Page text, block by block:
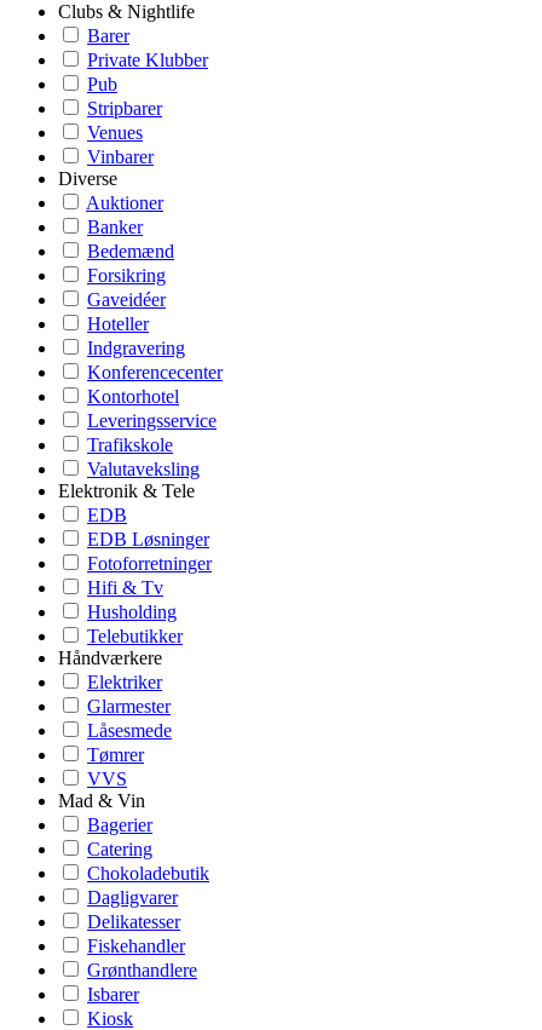
Clubs & Nightlife
Barer
Private Klubber
Pub
Stripbarer
Venues
Vinbarer
Diverse
Auktioner
Banker
Bedemænd
Forsikring
Gaveidéer
Hoteller
Indgravering
Konferencecenter
Kontorhotel
Leveringsservice
Trafikskole
Valutaveksling
Elektronik & Tele
EDB
EDB Løsninger
Fotoforretninger
Hifi & Tv
Husholding
Telebutikker
Håndværkere
Elektriker
Glarmester
Låsesmede
Tømrer
VVS
Mad & Vin
Bagerier
Catering
Chokoladebutik
Dagligvarer
Delikatesser
Fiskehandler
Grønthandlere
Isbarer
Kiosk